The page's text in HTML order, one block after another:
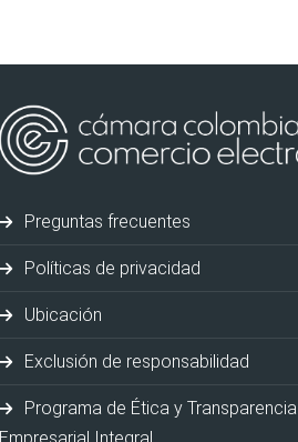
Preguntas frecuentes
Políticas de privacidad
Ubicación
Exclusión de responsabilidad
Programa de Ética y Transparencia